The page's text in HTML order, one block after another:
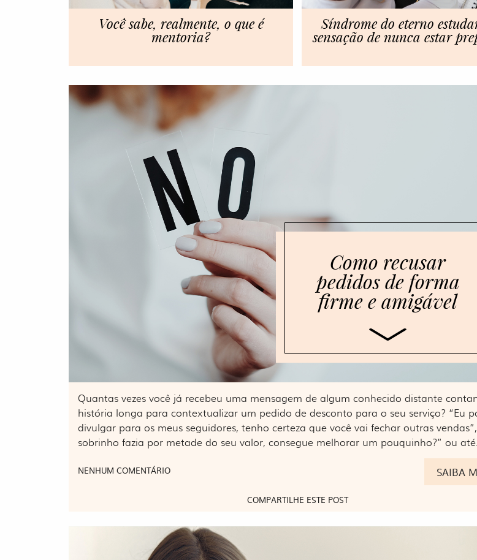
Você sabe, realmente, o que é
mentoria?
Síndrome do eterno
sensação de nunca estar
Como recusar
pedidos de forma
firme e amigável
Quantas vezes você já recebeu uma mensagem de algum conhecido distante
história longa para contextualizar um pedido de desconto para o seu serviço? “Eu
divulgar para os meus seguidores, tenho certeza que você vai fechar outras
sobrinho fazia por metade do seu valor, consegue melhorar um pouquinho?” ou
NENHUM COMENTÁRIO
COMPARTILHE ESTE POST
SAIBA